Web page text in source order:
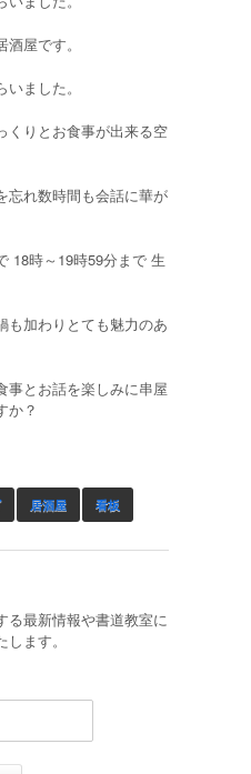
屋です。
ました。
くりとお食事が出来る空
忘れ数時間も会話に華が
18時～19時59分まで 生
も加わりとても魅力のあ
事とお話を楽しみに串屋
か？
居酒屋 看板
る最新情報や書道教室に
ます。